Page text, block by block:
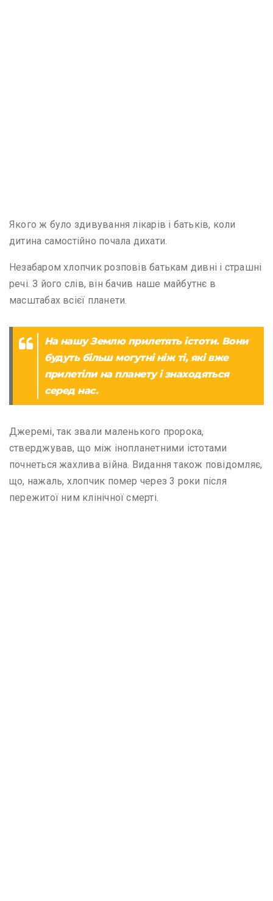
Якого ж було здивування лікарів і батьків, коли
дитина самостійно почала дихати.
Незабаром хлопчик розповів батькам дивні і страшні
речі. З його слів, він бачив наше майбутнє в
масштабах всієї планети.
На нашу Землю прилетять істоти. Вони
будуть більш могутні ніж ті, які вже
прилетіли на планету і знаходяться
серед нас.
Джеремі, так звали маленького пророка,
стверджував, що між інопланетними істотами
почнеться жахлива війна. Видання також повідомляє,
що, нажаль, хлопчик помер через 3 роки після
пережитої ним клінічної смерті.